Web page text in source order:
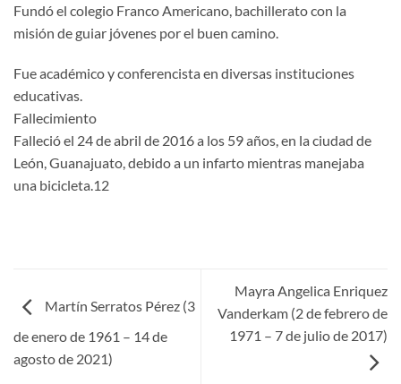
Fundó el colegio Franco Americano, bachillerato con la
misión de guiar jóvenes por el buen camino.
Fue académico y conferencista en diversas instituciones
educativas.
Fallecimiento
Falleció el 24 de abril de 2016 a los 59 años, en la ciudad de
León, Guanajuato, debido a un infarto mientras manejaba
una bicicleta.1​2​
Martín Serratos Pérez (3
de enero de 1961 – 14 de
agosto de 2021)
Mayra Angelica Enriquez
Vanderkam (2 de febrero de
1971 – 7 de julio de 2017)